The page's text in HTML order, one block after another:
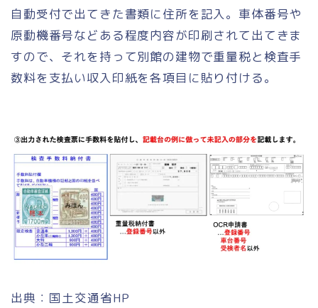
自動受付で出てきた書類に住所を記入。車体番号や
原動機番号などある程度内容が印刷されて出てきま
すので、それを持って別館の建物で重量税と検査手
数料を支払い収入印紙を各項目に貼り付ける。
出典：国土交通省HP